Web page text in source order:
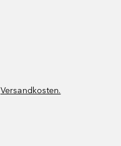
Versandkosten.